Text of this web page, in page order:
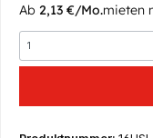
Ab 2,13 €/Mo.mieten